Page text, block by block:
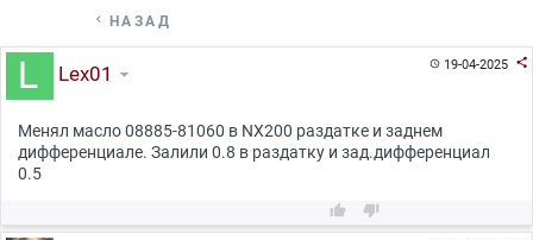
 НАЗАД
19-04-2025 
Lex01
Менял масло 08885-81060 в NX200 раздатке и заднем
дифференциале. Залили 0.8 в раздатку и зад.дифференциал
0.5
 